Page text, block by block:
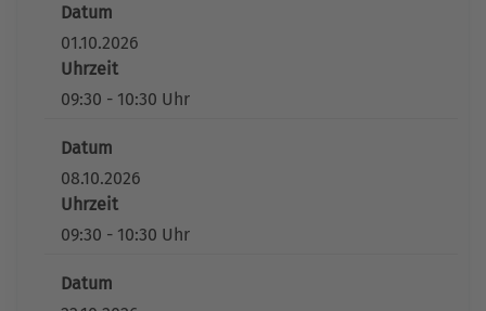
Datum
01.10.2026
Uhrzeit
09:30 - 10:30 Uhr
Datum
08.10.2026
Uhrzeit
09:30 - 10:30 Uhr
Datum